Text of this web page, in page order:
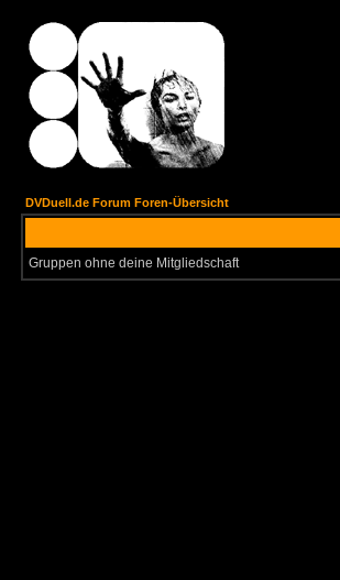
DVDuell.de Forum Foren-Übersicht
Gruppen ohne deine Mitgliedschaft